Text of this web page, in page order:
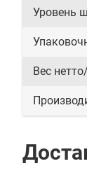
Уровень
Вес